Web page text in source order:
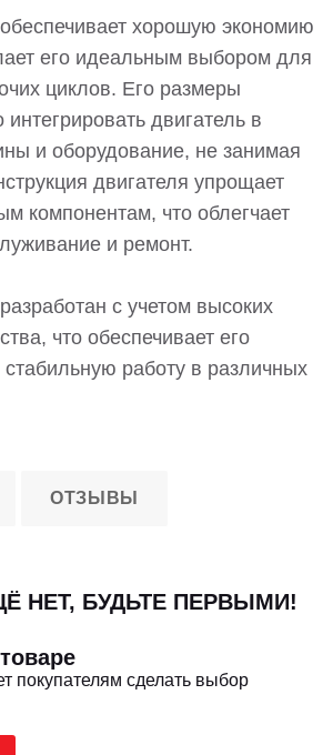
хорошую экономию
его идеальным выбором для
циклов. Его размеры
двигатель в
и оборудование, не занимая
двигателя упрощает
компонентам, что облегчает
и ремонт.
с учетом высоких
что обеспечивает его
стабильную работу в различных
ОТЗЫВЫ
НЕТ, БУДЬТЕ ПЕРВЫМИ!
покупателям сделать выбор